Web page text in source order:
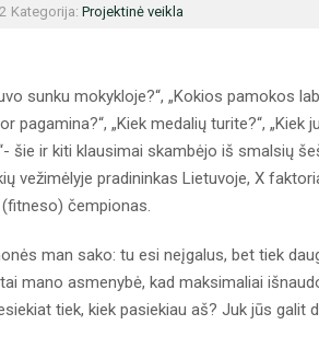
Kategorija: Projektinė veikla
sunku mokykloje?“, „Kokios pamokos
pagamina?“, „Kiek medalių turite?“,
šie ir kiti klausimai skambėjo iš smalsių
vežimėlyje pradininkas Lietuvoje, X
čempionas.
man sako: tu esi neįgalus, bet tiek
mano asmenybė, kad maksimaliai
tiek, kiek pasiekiau aš? Juk jūs galit